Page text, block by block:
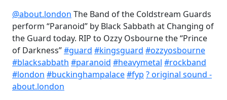
@about.london The Band of the Coldstream Guards
perform “Paranoid” by Black Sabbath at Changing of
the Guard today. RIP to Ozzy Osbourne the “Prince
of Darkness”#guard #kingsguard #ozzyosbourne
#blacksabbath #paranoid #heavymetal #rockband
#london #buckinghampalace#fyp ? original sound -
about.london